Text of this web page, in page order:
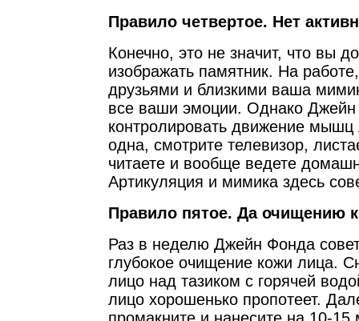
Правило четвертое. Нет
Конечно, это не значит, что вы
изображать памятник. На
друзьями и близкими ваша
все ваши эмоции. Однако
контролировать движение мышц
одна, смотрите телевизор,
читаете и вообще ведете
Артикуляция и мимика здесь
Правило пятое. Да очищению
Раз в неделю Джейн Фонда
глубокое очищение кожи лица.
лицо над тазиком с горячей
лицо хорошенько пропотеет.